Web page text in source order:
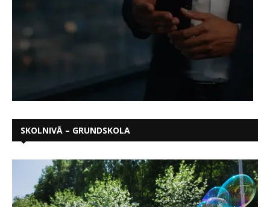
SKOLNIVÅ – GRUNDSKOLA